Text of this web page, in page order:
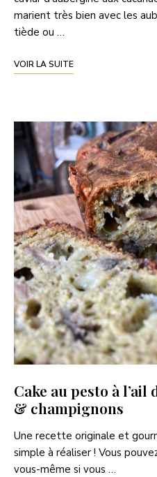
marient très bien avec les
tiède ou …
VOIR LA SUITE
Cake au pesto à
& champignons
Une recette originale et
simple à réaliser ! Vous
vous-même si vous …